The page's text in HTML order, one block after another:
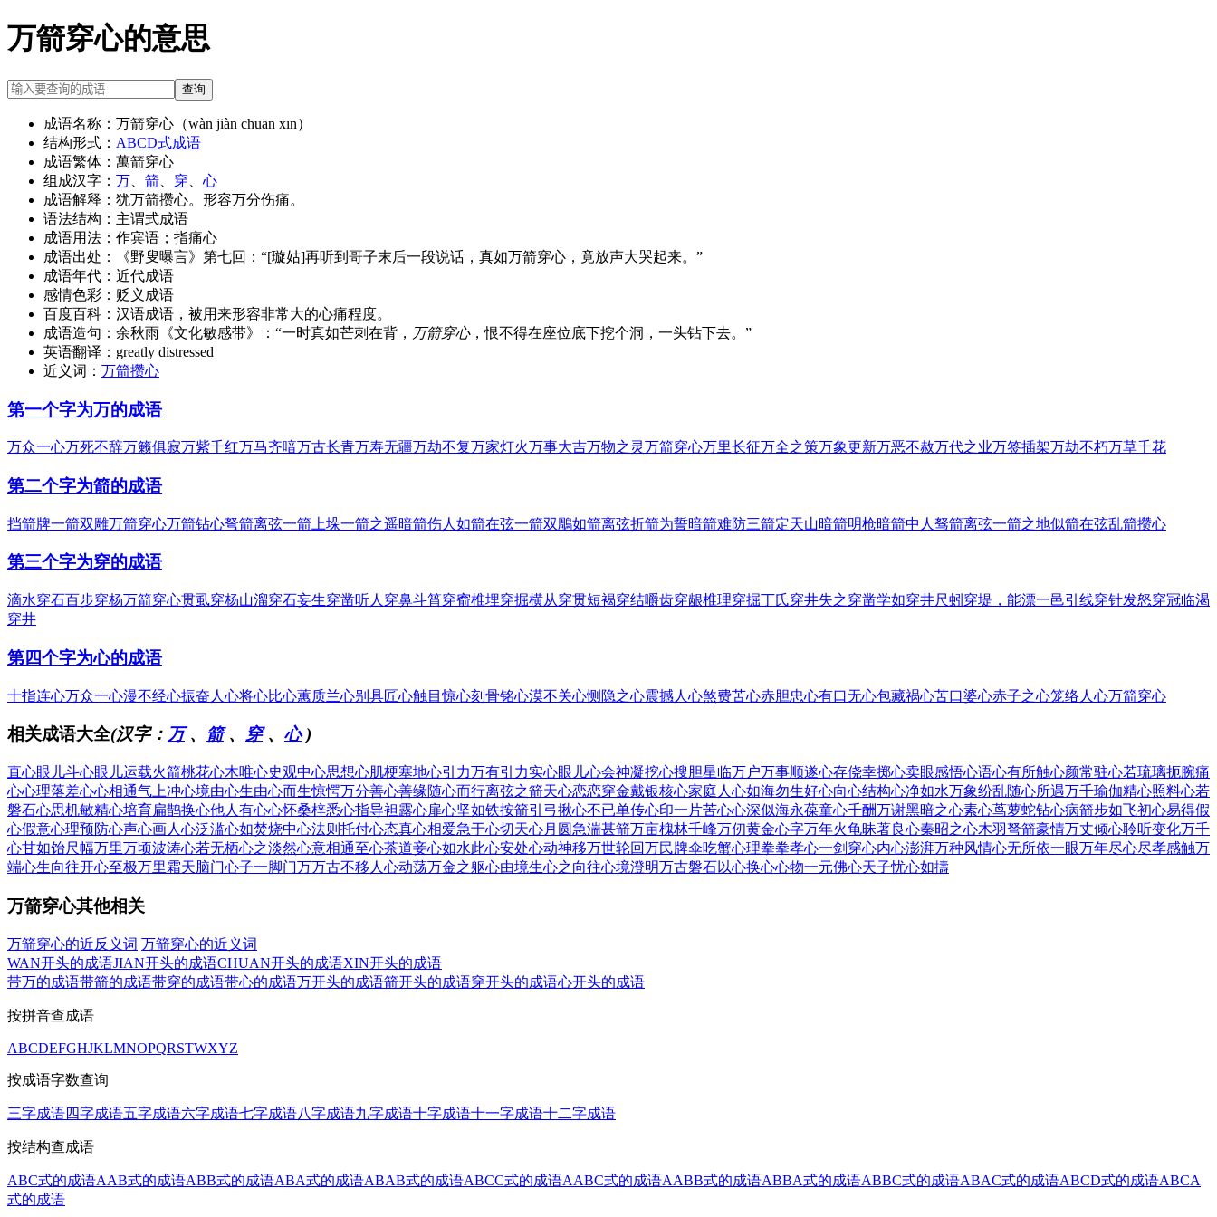
万箭穿心的意思
查询
成语名称： 万箭穿心（wàn jiàn chuān xīn）
结构形式： ABCD式成语
成语繁体： 萬箭穿心
组成汉字： 万 箭 穿
心
成语解释： 犹万箭攒心。形容万分伤痛。
语法结构： 主谓式成语
成语用法： 作宾语；指痛心
成语出处：
《野叟曝言》第七回：“[璇姑]再听到哥子末后一段说话，真如万箭穿心，竟放声大哭起来。”
成语年代： 近代成语
感情色彩： 贬义成语
百度百科： 汉语成语，被用来形容非常大的心痛程度。
成语造句： 余秋雨《文化敏感带》：“一时真如芒刺在背， 万箭穿心，恨不得在座位底下挖个洞，一头钻下去。”
英语翻译： greatly distressed
近义词： 万箭攒心
第一个字为万的成语
万众一心万死不辞万籁俱寂万紫千红万马齐喑万古长青万寿无疆万劫不复万家灯火万事大吉万物之灵万箭穿心万里长征万全之策万象更新万恶不赦万代之业万签插架万劫不朽万草千花
第二个字为箭的成语
挡箭牌一箭双雕万箭穿心万箭钻心弩箭离弦一箭上垛一箭之遥暗箭伤人 如箭在弦一箭双鵰如箭离弦折箭为誓暗箭难防三箭定天山暗箭明枪暗箭中人 驽箭离弦一箭之地似箭在弦乱箭攒心
第三个字为穿的成语
滴水穿石百步穿杨万箭穿心贯虱穿杨山溜穿石妄生穿凿听人穿鼻斗筲穿窬椎埋穿掘横从穿贯短褐穿结嚼齿穿龈椎理穿掘丁氏穿井失之穿凿学如穿井尺蚓穿堤，能漂一邑引线穿针发怒穿冠临渴
穿井
第四个字为心的成语
十指连心万众一心漫不经心振奋人心将心比心蕙质兰心别具匠心触目惊心刻骨铭心漠不关心恻隐之心震撼人心煞费苦心赤胆忠心有口无心包藏祸心苦口婆心赤子之心笼络人心万箭穿心
相关成语大全(汉字： 万、 箭、 穿、 心)
直心眼儿斗心眼儿运载火箭桃花心木唯心史观中心思想心肌梗塞地心引力万有引力实心眼儿心会神凝挖心搜胆星临万户万事顺遂心存侥幸掷心卖眼感悟心语心有所触心颜常驻心若琉璃扼腕痛
心心理落差心心相通气上冲心境由心生由心而生惊愕万分善心善缘随心而行离弦之箭天心恋恋穿金戴银核心家庭 人心如海勿生好心向心结构心净如水万象纷乱随心所遇万千瑜伽精心照料心若
磐石心思机敏精心培育扁鹊换心他人有心心怀桑梓悉心指导袒露心扉心坚如铁按箭引弓揪心不已单传心印一片苦心心深似海永葆童心千酬万谢黑暗之心素心茑萝蛇钻心病箭步如飞初心易得假
心假意心理预防心声心画人心泛滥心如焚烧中心法则 托付心态真心相爱急于心切天心月圆 急湍甚箭万亩槐林千峰万仞黄金心字万年火龟昧著良心秦昭之心木羽弩箭豪情万丈倾心聆听变化万千
心甘如饴尺幅万里万顷波涛心若无栖心之淡然心意相通至心茶道妾心如水此心安处心动神移万世轮回万民牌伞吃蟹心理拳拳孝心一剑穿心内心澎湃万种风情心无所依一眼万年尽心尽孝感触万
端心生向往开心至极万里霜天脑门心子一脚门万万古不移 人心动荡万金之躯心由境生心之向往心境澄明万古磐石以心换心心物一元佛心天子忧心如擣
万箭穿心其他相关
万箭穿心的近反义词 万箭穿心的近义词
WAN开头的成语JIAN开头的成语CHUAN开头的成语XIN开头的成语
带万的成语带箭的成语带穿的成语带心的成语万开头的成语箭开头的成语穿开头的成语心开头的成语
按拼音查成语
ABCDEFGHJKLMNOPQRSTWXYZ
按成语字数查询
三字成语四字成语五字成语六字成语七字成语八字成语九字成语十字成语十一字成语十二字成语
按结构查成语
ABC式的成语AAB式的成语ABB式的成语ABA式的成语ABAB式的成语ABCC式的成语AABC式的成语AABB式的成语ABBA式的成语ABBC式的成语ABAC式的成语ABCD式的成语ABCA
式的成语